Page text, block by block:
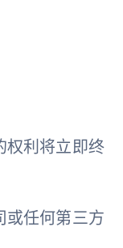
权利将立即终
或任何第三方